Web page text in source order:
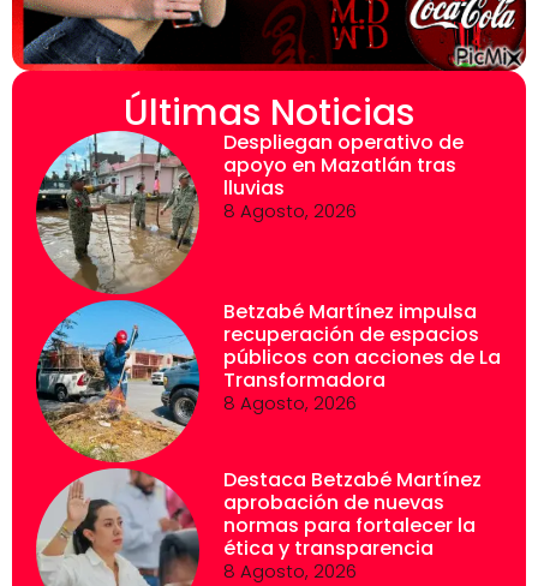
Últimas Noticias
Despliegan operativo de
apoyo en Mazatlán tras
lluvias
8 Agosto, 2026
Betzabé Martínez impulsa
recuperación de espacios
públicos con acciones de La
Transformadora
8 Agosto, 2026
Destaca Betzabé Martínez
aprobación de nuevas
normas para fortalecer la
ética y transparencia
8 Agosto, 2026